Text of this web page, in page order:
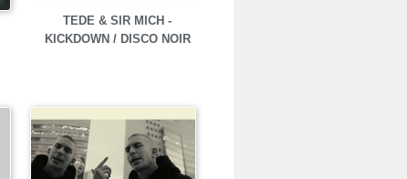
TEDE & SIR MICH -
KICKDOWN / DISCO NOIR